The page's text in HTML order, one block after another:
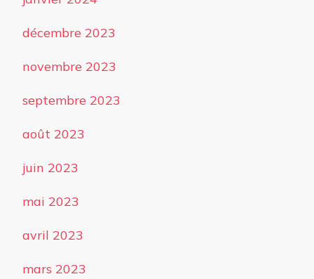
décembre 2023
novembre 2023
septembre 2023
août 2023
juin 2023
mai 2023
avril 2023
mars 2023